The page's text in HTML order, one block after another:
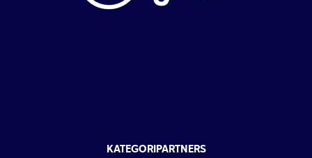
KATEGORIPARTNERS